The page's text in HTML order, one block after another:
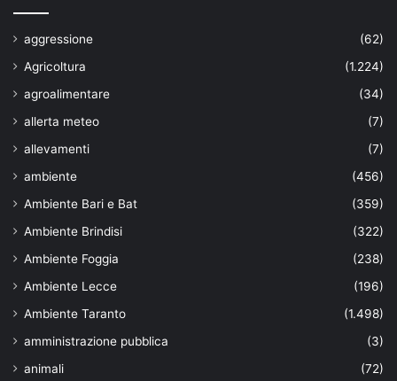
aggressione
(62)
Agricoltura
(1.224)
agroalimentare
(34)
allerta meteo
(7)
allevamenti
(7)
ambiente
(456)
Ambiente Bari e Bat
(359)
Ambiente Brindisi
(322)
Ambiente Foggia
(238)
Ambiente Lecce
(196)
Ambiente Taranto
(1.498)
amministrazione pubblica
(3)
animali
(72)